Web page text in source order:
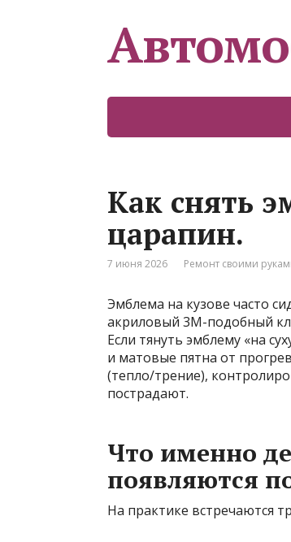
Как снять
царапин.
7 июня 2026 Ремонт своими
Эмблема на кузове часто
акриловый 3M-подобный
Если тянуть эмблему «на
и матовые пятна от
(тепло/трение),
пострадают.
Что именно
появляются
На практике встречаются